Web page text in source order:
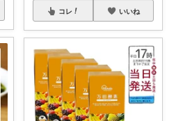
コレ いいね